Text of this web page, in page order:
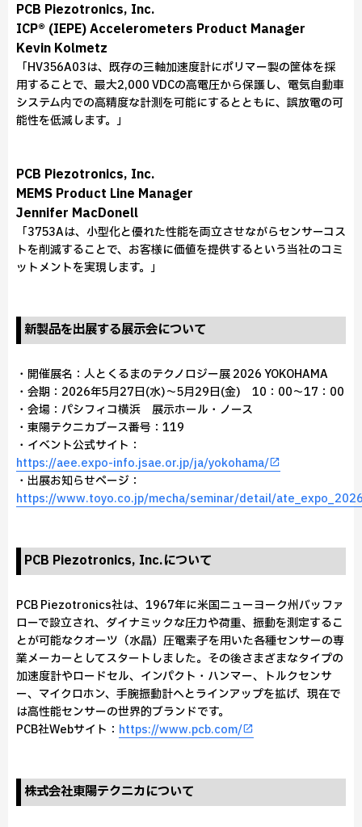
PCB Piezotronics, Inc.
ICP® (IEPE) Accelerometers Product Manager
Kevin Kolmetz
「HV356A03は、既存の三軸加速度計にポリマー製の筐体を採
用することで、最大2,000 VDCの高電圧から保護し、電気自動車
システム内での高精度な計測を可能にするとともに、誤放電の可
能性を低減します。」
PCB Piezotronics, Inc.
MEMS Product Line Manager
Jennifer MacDonell
「3753Aは、小型化と優れた性能を両立させながらセンサーコス
トを削減することで、お客様に価値を提供するという当社のコミ
ットメントを実現します。」
新製品を出展する展示会について
・開催展名：人とくるまのテクノロジー展 2026 YOKOHAMA
・会期：2026年5月27日(水)～5月29日(金) 10：00～17：00
・会場：パシフィコ横浜 展示ホール・ノース
・東陽テクニカブース番号：119
・イベント公式サイト：
https://aee.expo-info.jsae.or.jp/ja/yokohama/
・出展お知らせページ：
https://www.toyo.co.jp/mecha/seminar/detail/
PCB Piezotronics, Inc.について
PCB Piezotronics社は、1967年に米国ニューヨーク州バッファ
ローで設立され、ダイナミックな圧力や荷重、振動を測定するこ
とが可能なクオーツ（水晶）圧電素子を用いた各種センサーの専
業メーカーとしてスタートしました。その後さまざまなタイプの
加速度計やロードセル、インパクト・ハンマー、トルクセンサ
ー、マイクロホン、手腕振動計へとラインアップを拡げ、現在で
は高性能センサーの世界的ブランドです。
PCB社Webサイト： https://www.pcb.com/
株式会社東陽テクニカについて